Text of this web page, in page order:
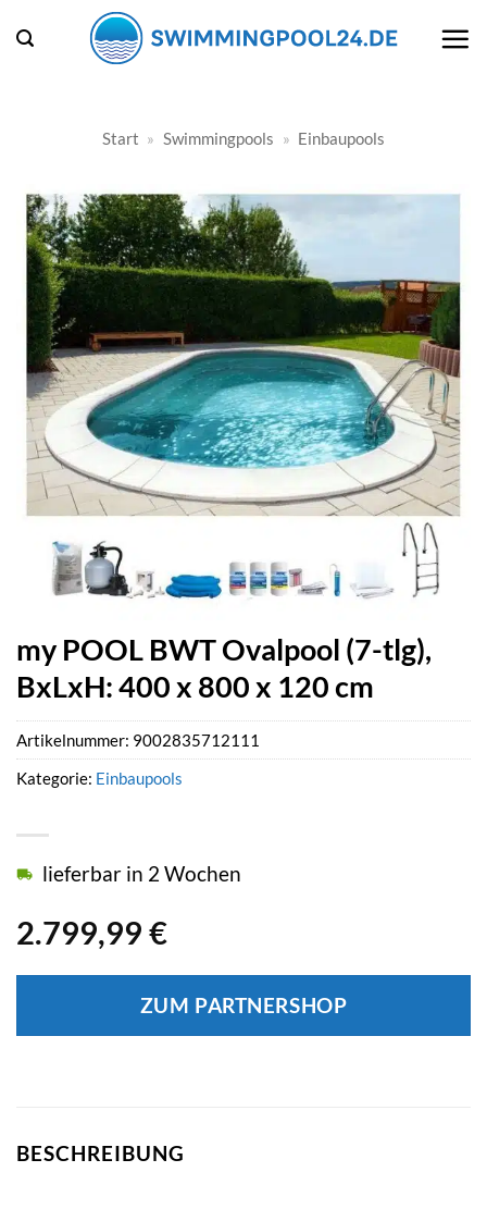
Inhalt
Start » Swimmingpools » Einbaupools
my POOL BWT Ovalpool (7-tlg),
BxLxH: 400 x 800 x 120 cm
2.799,99 €
lieferbar in 2 Wochen
ZUM PARTNERSHOP
Artikelnummer: 9002835712111
Kategorie: Einbaupools
BESCHREIBUNG